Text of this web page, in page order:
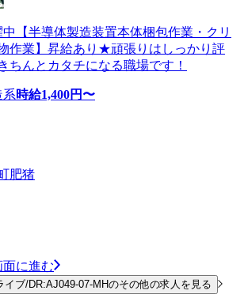
【半導体製造装置本体梱包作業・クリ
作業】昇給あり★頑張りはしっかり評
ちんとカタチになる職場です！
系時給1,400円〜
肥猪
面に進む
イブ/DR:AJ049-07-MHのその他の求人を見る